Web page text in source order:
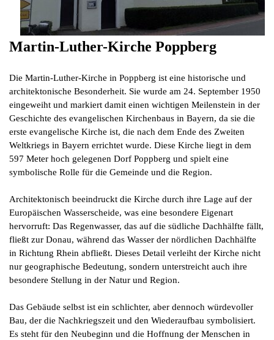
Martin-Luther-Kirche Poppberg
Die Martin-Luther-Kirche in Poppberg ist eine historische und
architektonische Besonderheit. Sie wurde am 24. September 1950
eingeweiht und markiert damit einen wichtigen Meilenstein in der
Geschichte des evangelischen Kirchenbaus in Bayern, da sie die
erste evangelische Kirche ist, die nach dem Ende des Zweiten
Weltkriegs in Bayern errichtet wurde. Diese Kirche liegt in dem
597 Meter hoch gelegenen Dorf Poppberg und spielt eine
symbolische Rolle für die Gemeinde und die Region.
Architektonisch beeindruckt die Kirche durch ihre Lage auf der
Europäischen Wasserscheide, was eine besondere Eigenart
hervorruft: Das Regenwasser, das auf die südliche Dachhälfte fällt,
fließt zur Donau, während das Wasser der nördlichen Dachhälfte
in Richtung Rhein abfließt. Dieses Detail verleiht der Kirche nicht
nur geographische Bedeutung, sondern unterstreicht auch ihre
besondere Stellung in der Natur und Region.
Das Gebäude selbst ist ein schlichter, aber dennoch würdevoller
Bau, der die Nachkriegszeit und den Wiederaufbau symbolisiert.
Es steht für den Neubeginn und die Hoffnung der Menschen in